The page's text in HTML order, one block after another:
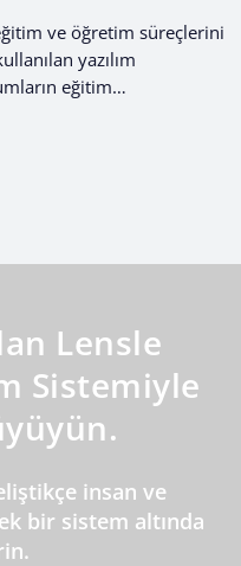
ve öğretim süreçlerini
yazılım
eğitim
Lensle
Sistemiyle
insan ve
bir sistem altında